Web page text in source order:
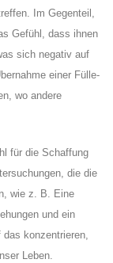
Im Gegenteil,
Gefühl, dass ihnen
sich negativ auf
einer Fülle-
wo andere
für die Schaffung
die die
wie z. B. Eine
und ein
konzentrieren,
Leben.